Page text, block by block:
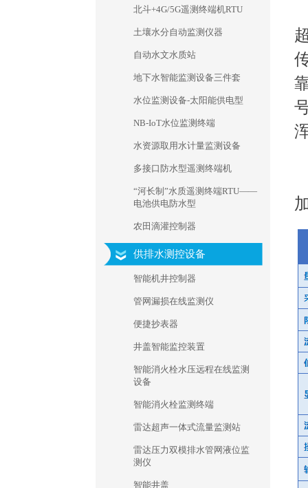
北斗+4G/5G遥测终端机RTU
土壤水分自动监测仪器
自动水文水质站
地下水智能监测设备三件套
水位监测设备-太阳能供电型
NB-IoT水位监测终端
水资源取用水计量监测设备
多接口防水型遥测终端机
“河长制”水质遥测终端RTU——
电池供电防水型
农田滴灌控制器
供排水测控设备
智能机井控制器
管网漏损在线监测仪
便捷抄表器
井盖智能监控装置
智能消火栓水压远程在线监测
设备
智能消火栓监测终端
雷达超声一体式流量监测站
雷达压力双模排水管网液位监
测仪
智能井盖